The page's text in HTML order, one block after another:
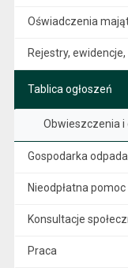
Oświadczenia
Rejestry,
Tablica ogłoszeń
Obwieszczenia i
Gospodarka
Nieodpłatna
Konsultacje
Praca